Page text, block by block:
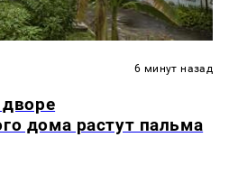
6 минут назад
дворе
дома растут пальма